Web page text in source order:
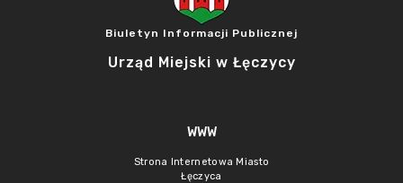
Biuletyn Informacji Publicznej
Urząd Miejski w Łęczycy
WWW
Strona Internetowa Miasto
Łęczyca